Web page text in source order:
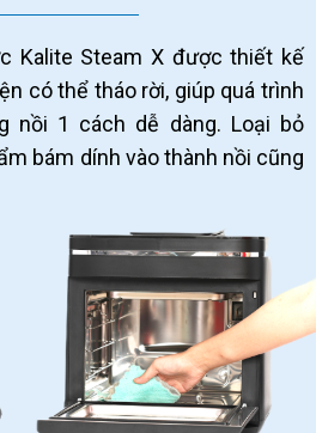
Kalite Steam X được thiết kế
có thể tháo rời, giúp quá trình
nồi 1 cách dễ dàng. Loại bỏ
bám dính vào thành nồi cũng